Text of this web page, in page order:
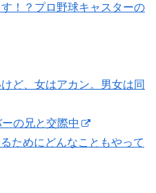
！？プロ野球キャスターの
ど、女はアカン。男女は同
の兄と交際中
ためにどんなこともやって